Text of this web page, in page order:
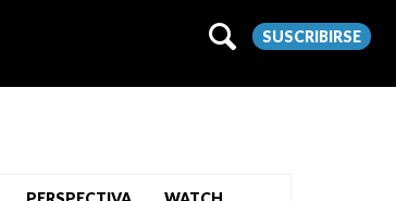
SUSCRIBIRSE